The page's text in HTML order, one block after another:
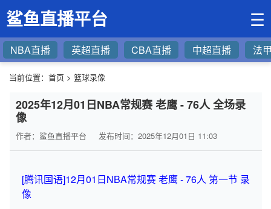
鲨鱼直播平台 ☰
NBA直播 英超直播 CBA直播 中超直播 法
当前位置： 首页 > 篮球录像
2025年12月01日NBA常规赛 老鹰 - 76人 全场录
像
作者：鲨鱼直播平台 发布时间：2025年12月01日 11:03
[腾讯国语]12月01日NBA常规赛 老鹰 - 76人 第一节 录
像